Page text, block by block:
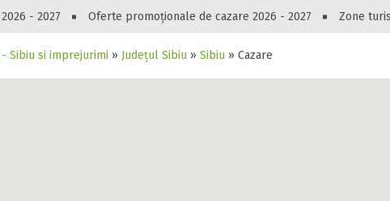
- 2027 Oferte promoționale de cazare 2026 - 2027 Zone
Sibiu si imprejurimi » Județul Sibiu » Sibiu » Cazare Apartament Bianca
Peste 10546
Gasești hoteluri, pensiuni, vile,